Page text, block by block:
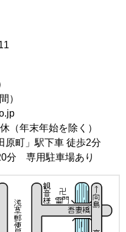
）
（年末年始を除く）
原町」駅下車 徒歩2分
分 専用駐車場あり